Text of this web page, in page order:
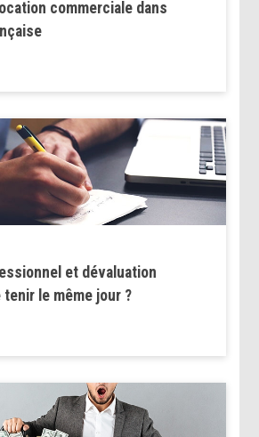
commerciale dans
et dévaluation
le même jour ?